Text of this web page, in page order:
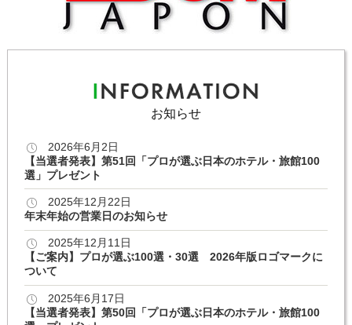
お知らせ
2026年6月2日
【当選者発表】第51回「プロが選ぶ日本のホテル・旅館100
選」プレゼント
2025年12月22日
年末年始の営業日のお知らせ
2025年12月11日
【ご案内】プロが選ぶ100選・30選 2026年版ロゴマークに
ついて
2025年6月17日
【当選者発表】第50回「プロが選ぶ日本のホテル・旅館100